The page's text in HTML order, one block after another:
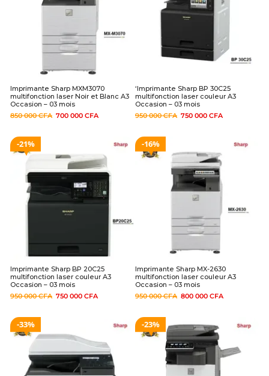
Imprimante Sharp MXM3070
multifonction laser Noir et Blanc A3
Occasion – 03 mois
850 000CFA 700 000 CFA
‘Imprimante Sharp BP 30C25
multifonction laser couleur A3
Occasion – 03 mois
950 000CFA 750 000 CFA
21%
Imprimante Sharp BP 20C25
multifonction laser couleur A3
Occasion – 03 mois
950 000CFA 750 000 CFA
16%
Imprimante Sharp MX-2630
multifonction laser couleur A3
Occasion – 03 mois
950 000CFA 800 000 CFA
33% 23%